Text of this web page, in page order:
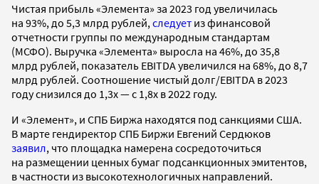
Чистая прибыль «Элемента» за 2023 год увеличилась
на 93%, до 5,3 млрд рублей, следует из финансовой
отчетности группы по международным стандартам
(МСФО). Выручка «Элемента» выросла на 46%, до 35,8
млрд рублей, показатель EBITDA увеличился на 68%, до 8,7
млрд рублей. Соотношение чистый долг/EBITDA в 2023
году снизился до 1,3х — с 1,8х в 2022 году.
И «Элемент», и СПБ Биржа находятся под санкциями США.
В марте гендиректор СПБ Биржи Евгений Сердюков
заявил, что площадка намерена сосредоточиться
на размещении ценных бумаг подсанкционных эмитентов,
в частности из высокотехнологичных направлений.